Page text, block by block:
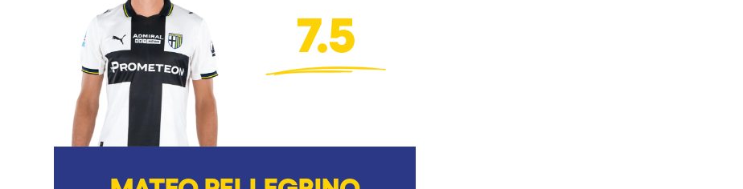
7.5